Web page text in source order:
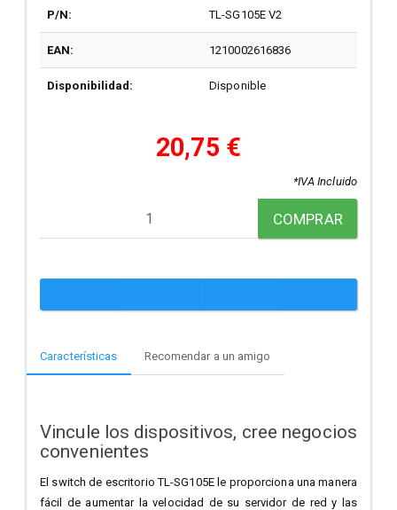
P/N: TL-SG105E V2
EAN: 1210002616836
Disponibilidad: Disponible
20,75 €
*IVA Incluido
COMPRAR
Características Recomendar a un amigo
Vincule los dispositivos, cree negocios
convenientes
El switch de escritorio TL-SG105E le proporciona una manera
fácil de aumentar la velocidad de su servidor de red y las